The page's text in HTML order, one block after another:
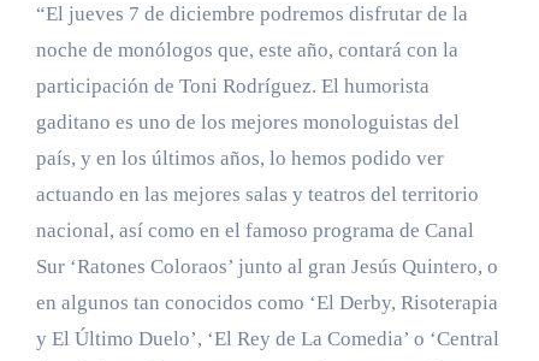
“El jueves 7 de diciembre podremos disfrutar de la
noche de monólogos que, este año, contará con la
participación de Toni Rodríguez. El humorista
gaditano es uno de los mejores monologuistas del
país, y en los últimos años, lo hemos podido ver
actuando en las mejores salas y teatros del territorio
nacional, así como en el famoso programa de Canal
Sur ‘Ratones Coloraos’ junto al gran Jesús Quintero, o
en algunos tan conocidos como ‘El Derby, Risoterapia
y El Último Duelo’, ‘El Rey de La Comedia’ o ‘Central